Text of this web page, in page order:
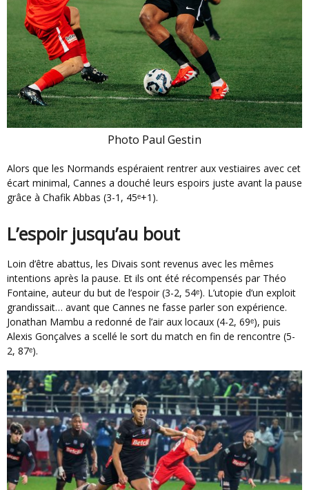
Photo Paul Gestin
Alors que les Normands espéraient rentrer aux vestiaires avec cet
écart minimal, Cannes a douché leurs espoirs juste avant la pause
grâce à Chafik Abbas (3-1, 45ᵉ+1).
L’espoir jusqu’au bout
Loin d’être abattus, les Divais sont revenus avec les mêmes
intentions après la pause. Et ils ont été récompensés par Théo
Fontaine, auteur du but de l’espoir (3-2, 54ᵉ). L’utopie d’un exploit
grandissait… avant que Cannes ne fasse parler son expérience.
Jonathan Mambu a redonné de l’air aux locaux (4-2, 69ᵉ), puis
Alexis Gonçalves a scellé le sort du match en fin de rencontre (5-
2, 87ᵉ).